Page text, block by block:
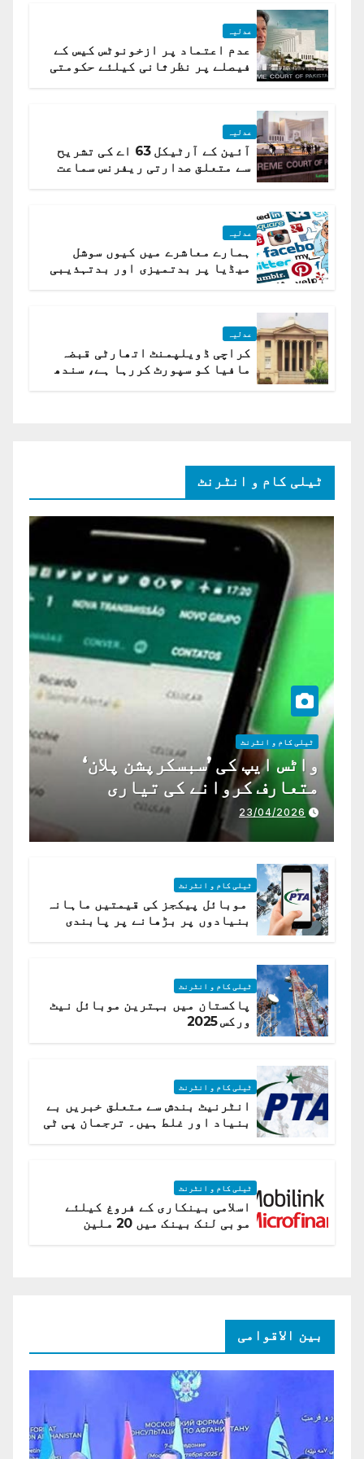
عدلیہ
عدم اعتماد پر ازخونوٹس کیس کے
فیصلے پر نظرثانی کیلئے حکومتی
عدلیہ
آئین کے آرٹیکل 63 اے کی تشریح
سے متعلق صدارتی ریفرنس سماعت
عدلیہ
ہمارے معاشرے میں کیوں سوشل
میڈیا پر بدتمیزی اور بدتہذیبی
عدلیہ
کراچی ڈویلپمنٹ اتھارٹی قبضہ
مافیا کو سپورٹ کررہا ہے، سندھ
ٹیلی کام و انٹرنٹ
ٹیلی کام و انٹرنٹ
واٹس ایپ کی ’سبسکرپشن پلان‘
متعارف کروانے کی تیاری
23/04/2026
ٹیلی کام و انٹرنٹ
موبائل پیکجز کی قیمتیں ماہانہ
بنیادوں پر بڑھانے پر پابندی
ٹیلی کام و انٹرنٹ
پاکستان میں بہترین موبائل نیٹ
ورکس 2025
ٹیلی کام و انٹرنٹ
انٹرنیٹ بندش سے متعلق خبریں بے
بنیاد اور غلط ہیں۔ ترجمان پی ٹی
ٹیلی کام و انٹرنٹ
اسلامی بینکاری کے فروغ کیلئے
موبی لنک بینک میں 20 ملین
بین الاقوامی